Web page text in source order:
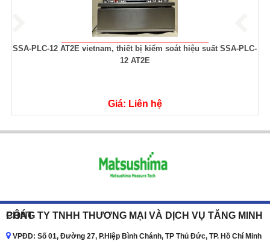
hiệu suất SSA-PLC-
TWB-1 AT2E vietnam,Thermostatic Water
CÔNG TY TNHH THƯƠNG MẠI VÀ DỊCH VỤ TĂNG MINH PHÁT
VPĐD: Số 01, Đường 27, P.Hiệp Bình Chánh, TP Thủ Đức, TP. Hồ Chí Minh